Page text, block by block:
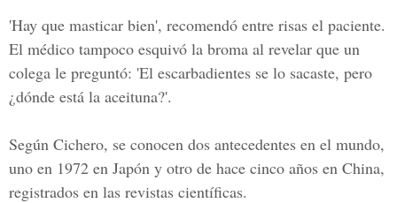
'Hay que masticar bien', recomendó entre risas el paciente.
El médico tampoco esquivó la broma al revelar que un
colega le preguntó: 'El escarbadientes se lo sacaste, pero
¿dónde está la aceituna?'.
Según Cichero, se conocen dos antecedentes en el mundo,
uno en 1972 en Japón y otro de hace cinco años en China,
registrados en las revistas científicas.